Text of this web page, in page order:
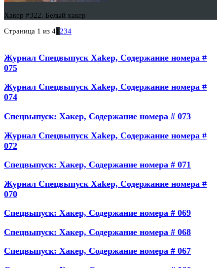
Хакер #322. Белый хакер
Страница 1 из 41234
Журнал Спецвыпуск Xakep, Содержание номера #
075
Журнал Спецвыпуск Xakep, Содержание номера #
074
Спецвыпуск: Хакер, Содержание номера # 073
Журнал Спецвыпуск Xakep, Содержание номера #
072
Спецвыпуск: Хакер, Содержание номера # 071
Журнал Спецвыпуск Xakep, Содержание номера #
070
Спецвыпуск: Хакер, Содержание номера # 069
Спецвыпуск: Хакер, Содержание номера # 068
Спецвыпуск: Хакер, Содержание номера # 067